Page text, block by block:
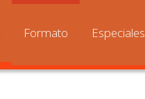
Formato Especiales